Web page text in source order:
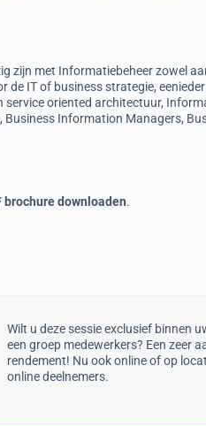
zijn met Informatiebeheer zowel
de IT of business strategie,
oriented architectuur,
Information Managers,
brochure downloaden.
Wilt u deze sessie exclusief binnen
een groep medewerkers? Een zeer
rendement! Nu ook online of op
online deelnemers.